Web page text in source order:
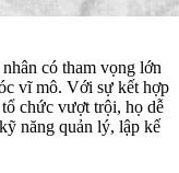
có tham vọng lớn
vĩ mô. Với sự kết hợp
chức vượt trội, họ dễ
năng quản lý, lập kế